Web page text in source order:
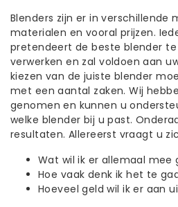
Blenders zijn er in verschillende
materialen en vooral prijzen.
pretendeert de beste blender te
verwerken en zal voldoen aan
kiezen van de juiste blender
met een aantal zaken. Wij
genomen en kunnen u
welke blender bij u past.
resultaten. Allereerst vraagt u
Wat wil ik er allemaal mee
Hoe vaak denk ik het te
Hoeveel geld wil ik er aan